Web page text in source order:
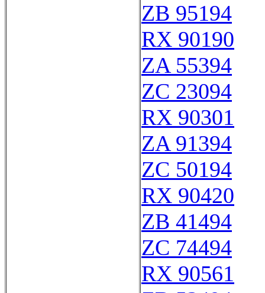
ZB 95194
RX 90190
ZA 55394
ZC 23094
RX 90301
ZA 91394
ZC 50194
RX 90420
ZB 41494
ZC 74494
RX 90561